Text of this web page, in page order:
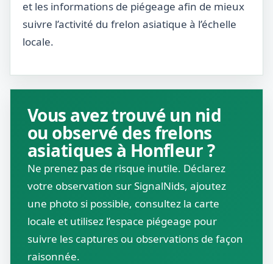
et les informations de piégeage afin de mieux
suivre l’activité du frelon asiatique à l’échelle
locale.
Vous avez trouvé un nid
ou observé des frelons
asiatiques à Honfleur ?
Ne prenez pas de risque inutile. Déclarez
votre observation sur SignalNids, ajoutez
une photo si possible, consultez la carte
locale et utilisez l’espace piégeage pour
suivre les captures ou observations de façon
raisonnée.